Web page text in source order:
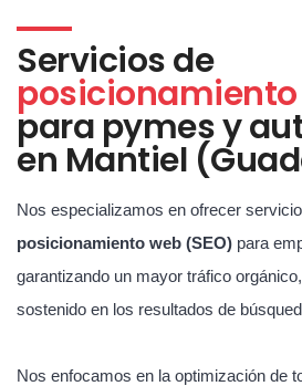
Servicios de
posicionamiento
para pymes y
en Mantiel
Nos especializamos en ofrecer
posicionamiento web (SEO) para
garantizando un mayor tráfico
sostenido en los resultados de
Nos enfocamos en la optimización de